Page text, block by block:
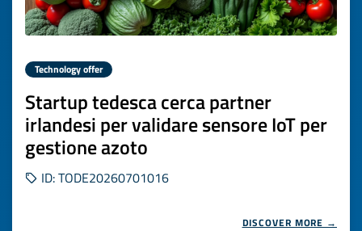
Technology offer
Startup tedesca cerca partner
irlandesi per validare sensore IoT per
gestione azoto
ID: TODE20260701016
DISCOVER MORE →